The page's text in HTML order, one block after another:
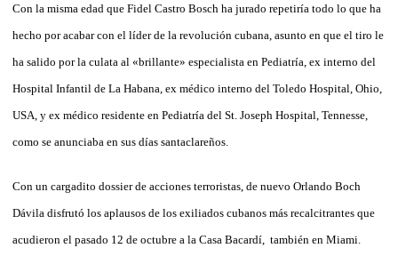
Con la misma edad que Fidel Castro Bosch ha jurado repetiría todo lo que ha
hecho por acabar con el líder de la revolución cubana, asunto en que el tiro le
ha salido por la culata al «brillante» especialista en Pediatría, ex interno del
Hospital Infantil de La Habana, ex médico interno del Toledo Hospital, Ohio,
USA, y ex médico residente en Pediatría del St. Joseph Hospital, Tennesse,
como se anunciaba en sus días santaclareños.
Con un cargadito dossier de acciones terroristas, de nuevo Orlando Boch
Dávila disfrutó los aplausos de los exiliados cubanos más recalcitrantes que
acudieron el pasado 12 de octubre a la Casa Bacardí, también en Miami.